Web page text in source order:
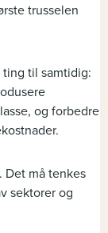
trusselen
til samtidig:
og forbedre
Det må tenkes
sektorer og